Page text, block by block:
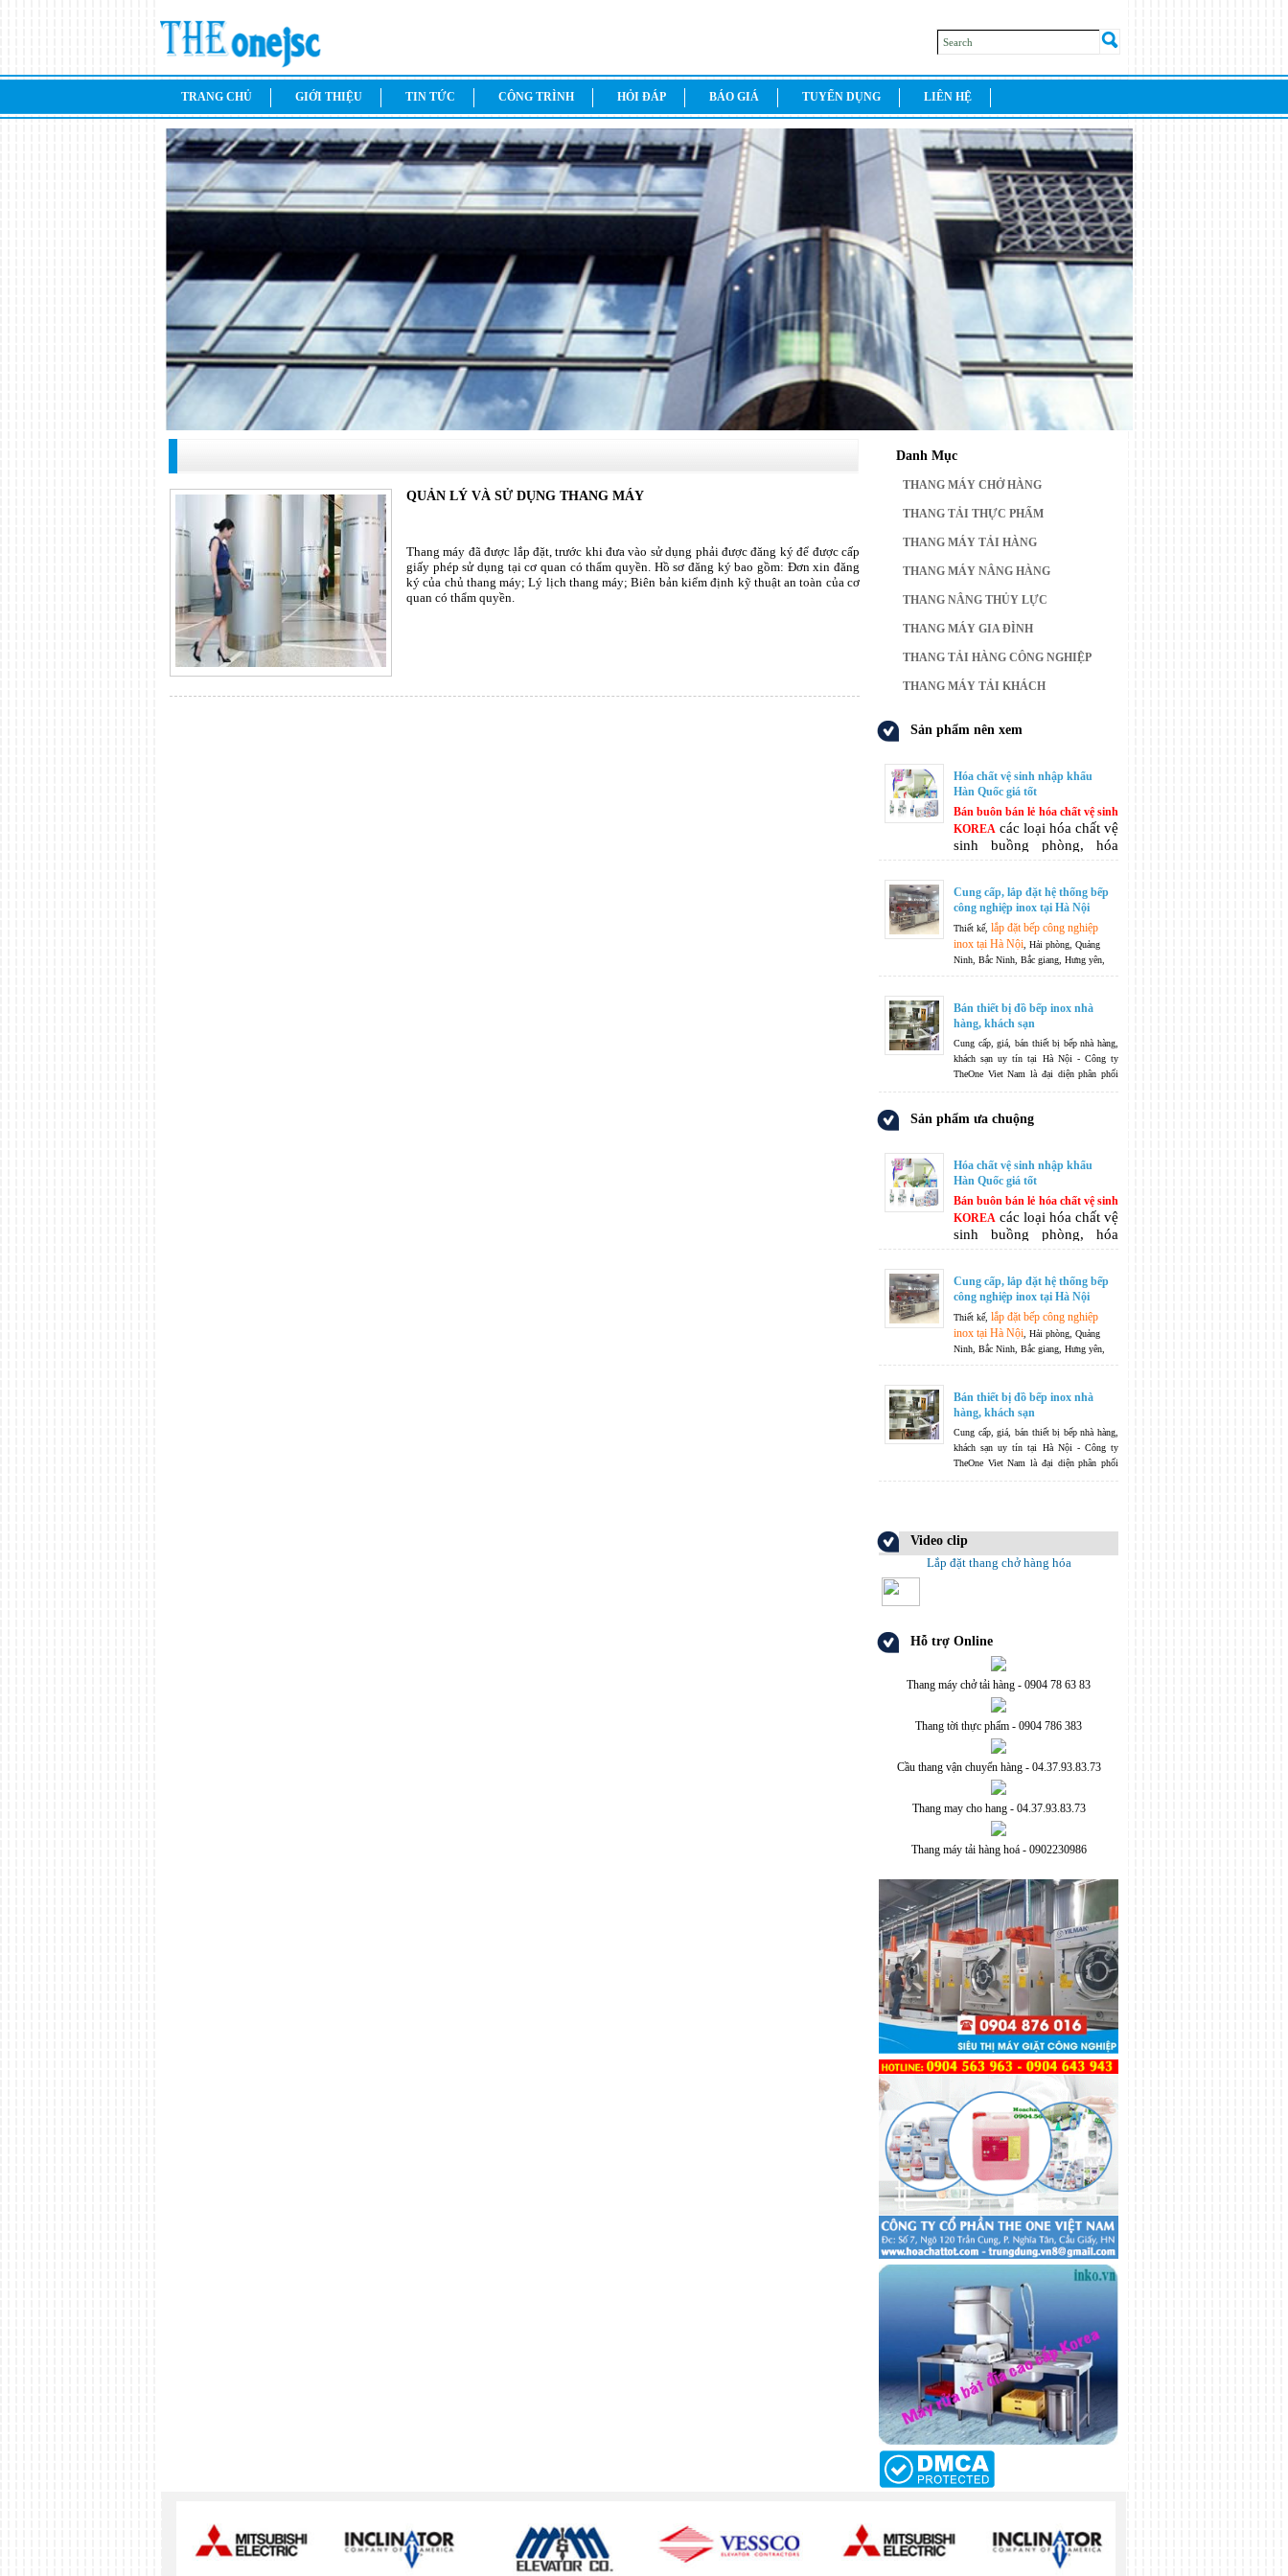
TRANG CHỦ GIỚI THIỆU TIN TỨC CÔNG TRÌNH HỎI ĐÁP BÁO GIÁ TUYỂN DỤNG LIÊN HỆ
QUẢN LÝ VÀ SỬ DỤNG THANG MÁY
Thang máy đã được lắp đặt, trước khi đưa vào sử dụng phải được đăng ký để được cấp
giấy phép sử dụng tại cơ quan có thẩm quyền. Hồ sơ đăng ký bao gồm: Đơn xin đăng
ký của chủ thang máy; Lý lịch thang máy; Biên bản kiểm định kỹ thuật an toàn của cơ
quan có thẩm quyền.
Danh Mục
THANG MÁY CHỞ HÀNG
THANG TẢI THỰC PHẨM
THANG MÁY TẢI HÀNG
THANG MÁY NÂNG HÀNG
THANG NÂNG THỦY LỰC
THANG MÁY GIA ĐÌNH
THANG TẢI HÀNG CÔNG NGHIỆP
THANG MÁY TẢI KHÁCH
Sản phẩm nên xem
Hóa chất vệ sinh nhập khẩu
Hàn Quốc giá tốt
Bán buôn bán lẻ hóa chất vệ sinh
KOREA các loại hóa chất vệ
sinh buồng phòng, hóa
chất vệ sinh khách sạn hóa
năng, hóa chất chăm sóc
vệ sinh cá nhân, ...
Cung cấp, lắp đặt hệ thống bếp
công nghiệp inox tại Hà Nội
Thiết kế, lắp đặt bếp công nghiệp
inox tại Hà Nội , Hải phòng, Quảng
Ninh, Bắc Ninh, Bắc giang, Hưng yên,
Nam Định, thái Bình, Thanh Hoá, Nghệ
là phương châm của chúng tôi -
TheOneJsc không chỉ dừng lại ở việc sản
xuất và phân phối, TheOneJsc còn nhận
thiết kế hệ thống các thiết bịbếp công
nghiệp
theo nguyện vọng và yêu cầu của
Bán thiết bị đồ bếp inox nhà
hàng, khách sạn
Cung cấp, giá, bán thiết bị bếp nhà hàng,
khách sạn uy tín tại Hà Nội - Công ty
TheOne Viet Nam là đại diện phân phối
khách sạn từ nhiều nhà sản xuất uy tín
Sản phẩm ưa chuộng
Hóa chất vệ sinh nhập khẩu
Hàn Quốc giá tốt
Bán buôn bán lẻ hóa chất vệ sinh
KOREA các loại hóa chất vệ
sinh buồng phòng, hóa
chất vệ sinh khách sạn hóa
năng, hóa chất chăm sóc
vệ sinh cá nhân, ...
Cung cấp, lắp đặt hệ thống bếp
công nghiệp inox tại Hà Nội
Thiết kế, lắp đặt bếp công nghiệp
inox tại Hà Nội , Hải phòng, Quảng
Ninh, Bắc Ninh, Bắc giang, Hưng yên,
Nam Định, thái Bình, Thanh Hoá, Nghệ
là phương châm của chúng tôi -
TheOneJsc không chỉ dừng lại ở việc sản
xuất và phân phối, TheOneJsc còn nhận
thiết kế hệ thống các thiết bịbếp công
nghiệp
theo nguyện vọng và yêu cầu của
Bán thiết bị đồ bếp inox nhà
hàng, khách sạn
Cung cấp, giá, bán thiết bị bếp nhà hàng,
khách sạn uy tín tại Hà Nội - Công ty
TheOne Viet Nam là đại diện phân phối
Video clip
Lắp đặt thang chở hàng hóa
Hỗ trợ Online
Thang máy chở tải hàng - 0904 78 63 83
Thang tời thực phẩm - 0904 786 383
Cầu thang vận chuyển hàng - 04.37.93.83.73
Thang may cho hang - 04.37.93.83.73
Thang máy tải hàng hoá - 0902230986